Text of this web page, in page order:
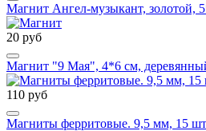
Магнит Ангел-музыкант, золотой,
20 руб
Магнит "9 Мая", 4*6 см,
110 руб
Магниты ферритовые. 9,5 мм, 15